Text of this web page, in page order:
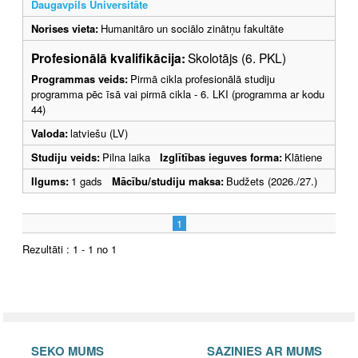
Daugavpils Universitāte
Norises vieta: Humanitāro un sociālo zinātņu fakultāte
Profesionālā kvalifikācija:Skolotājs (6. PKL)
Programmas veids: Pirmā cikla profesionālā studiju
programma pēc īsā vai pirmā cikla - 6. LKI (programma ar kodu
44)
Valoda:latviešu (LV)
Studiju veids: Pilna laika Izglītības ieguves forma: Klātiene
Ilgums: 1 gads Mācību/studiju maksa: Budžets (2026./27.)
1
Rezultāti : 1 - 1 no 1
SEKO MUMS SAZINIES AR MUMS